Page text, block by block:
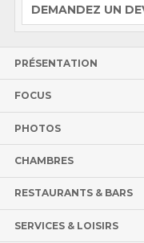
DEMANDEZ UN
PRÉSENTATION
FOCUS
PHOTOS
CHAMBRES
RESTAURANTS & BARS
SERVICES & LOISIRS